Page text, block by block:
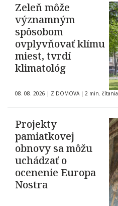
Zeleň môže
významným
spôsobom
ovplyvňovať klímu
miest, tvrdí
klimatológ
08. 08. 2026 | Z DOMOVA | 2 min. čítania
Projekty
pamiatkovej
obnovy sa môžu
uchádzať o
ocenenie Europa
Nostra